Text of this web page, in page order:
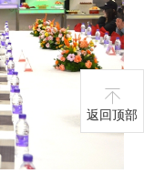
返回顶部